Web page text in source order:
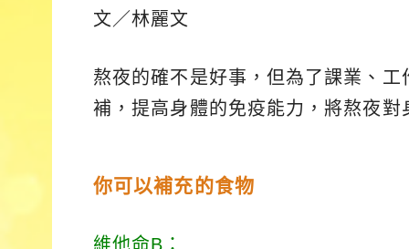
文／林麗文
熬夜的確不是好事，但為了課業、
補，提高身體的免疫能力，將熬夜
你可以補充的食物
維他命B：